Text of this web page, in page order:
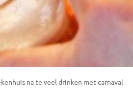
na te veel drinken met carnaval